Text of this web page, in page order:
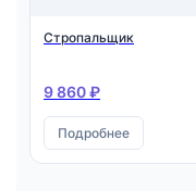
Стропальщик
9 860 ₽
Подробнее